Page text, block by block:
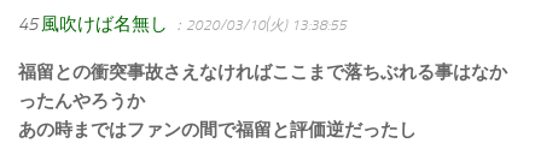
45 風吹けば名無し ：2020/03/10(火) 13:38:55
福留との衝突事故さえなければここまで落ちぶれる事はなか
ったんやろうか
あの時まではファンの間で福留と評価逆だったし